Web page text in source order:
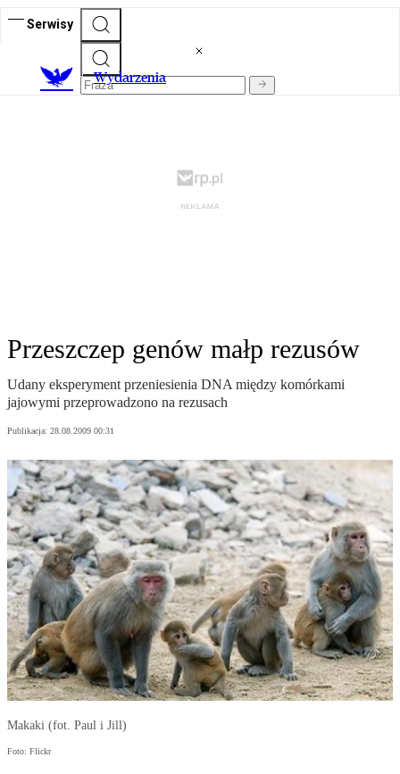
Serwisy
Wydarzenia
Przeszczep genów małp rezusów
Udany eksperyment przeniesienia DNA między komórkami
jajowymi przeprowadzono na rezusach
Publikacja: 28.08.2009 00:31
Makaki (fot. Paul i Jill)
Foto: Flickr